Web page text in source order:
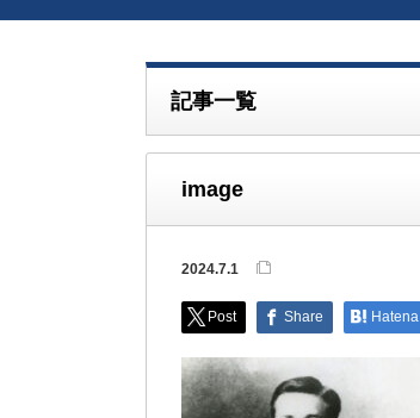
記事一覧
image
2024.7.1
Post Share Hatena